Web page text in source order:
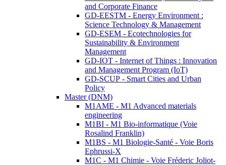
and Corporate Finance
GD-EESTM - Energy Environment :
Science Technology & Management
GD-ESEM - Ecotechnologies for
Sustainability & Environment
Management
GD-IOT - Internet of Things : Innovation
and Management Program (IoT)
GD-SCUP - Smart Cities and Urban
Policy
Master (DNM)
M1AME - M1 Advanced materials
engineering
M1BI - M1 Bio-informatique (Voie
Rosalind Franklin)
M1BS - M1 Biologie-Santé - Voie Boris
Ephrussi-X
M1C - M1 Chimie - Voie Fréderic Joliot-